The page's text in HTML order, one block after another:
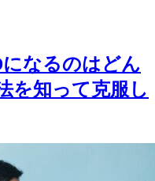
なるのはどん
を知って克服し